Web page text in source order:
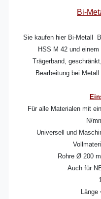
Bi-
Sie kaufen hier Bi-Metall
HSS M 42 und
Trägerband,
Bearbeitung bei
Für alle Materialen mit
N/
Universell und
Rohre Ø 200
Auch für